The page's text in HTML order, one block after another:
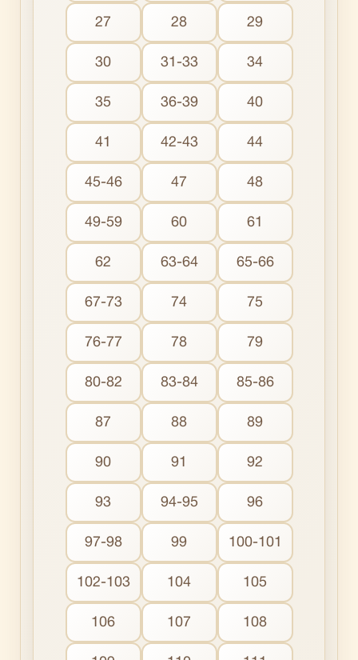
27 28 29
30 31-33 34
35 36-39 40
41 42-43 44
45-46 47 48
49-59 60 61
62 63-64 65-66
67-73 74 75
76-77 78 79
80-82 83-84 85-86
87 88 89
90 91 92
93 94-95 96
97-98 99 100-101
102-103 104 105
106 107 108